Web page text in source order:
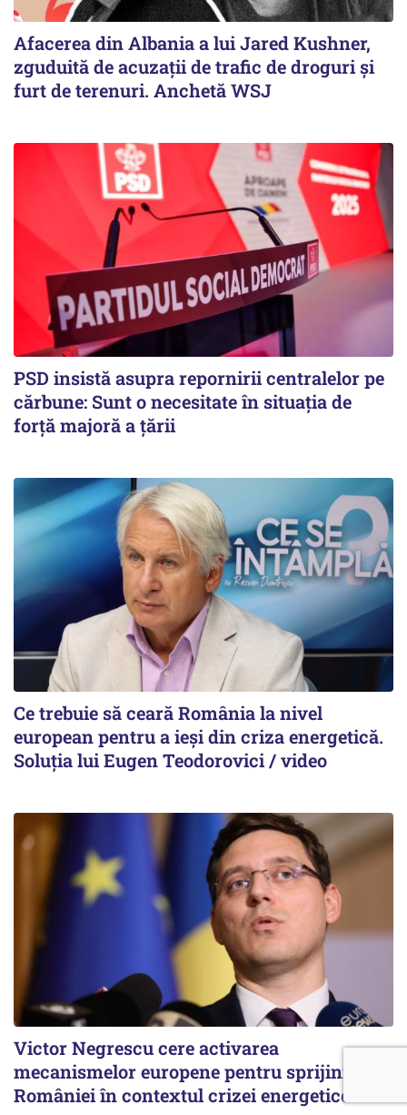
Afacerea din Albania a lui Jared Kushner,
zguduită de acuzații de trafic de droguri și
furt de terenuri. Anchetă WSJ
PSD insistă asupra repornirii centralelor pe
cărbune: Sunt o necesitate în situația de
forță majoră a țării
Ce trebuie să ceară România la nivel
european pentru a ieși din criza energetică.
Soluția lui Eugen Teodorovici / video
Victor Negrescu cere activarea
mecanismelor europene pentru sprijinirea
României în contextul crizei energetice